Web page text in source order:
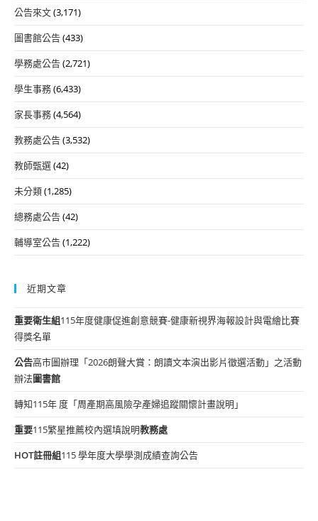
公告來文(3,171)
圖書館公告(433)
學務處公告(2,721)
學生事務(6,433)
家長事務(4,564)
教務處公告(3,532)
教師甄選(42)
未分類(1,285)
總務處公告(42)
輔導室公告(1,222)
近期文章
重要衛生組115年度健康促進創意競賽-健康新視界海報設計與電繪比賽
得獎名單
公告高市圖辦理「2026朗聲大賞：朗讀文本演出影片徵選活動」之活動
辦法圖書館
轉知115年 度「周產期高風險孕產婦追蹤關懷計畫說明」
重要115繁星推薦校內選填說明教務處
HOT註冊組115 學年度大學學測成績查詢公告